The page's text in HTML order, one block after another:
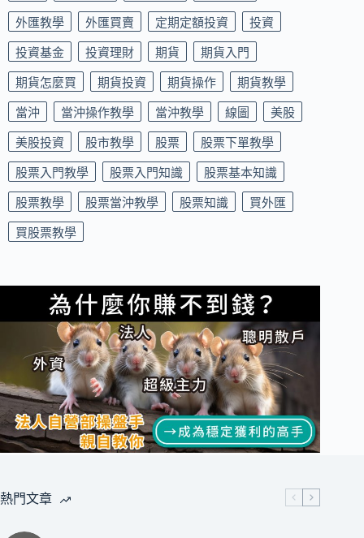
外匯教學 外匯買賣 定期定額投資 投資
投資基金 投資理財 期貨 期貨入門
期貨怎麼買 期貨投資 期貨操作 期貨教學
當沖 當沖操作教學 當沖教學 線圖 美股
美股投資 股市教學 股票 股票下單教學
股票入門教學 股票入門知識 股票基本知識
股票教學 股票當沖教學 股票知識 買外匯
買股票教學
熱門文章